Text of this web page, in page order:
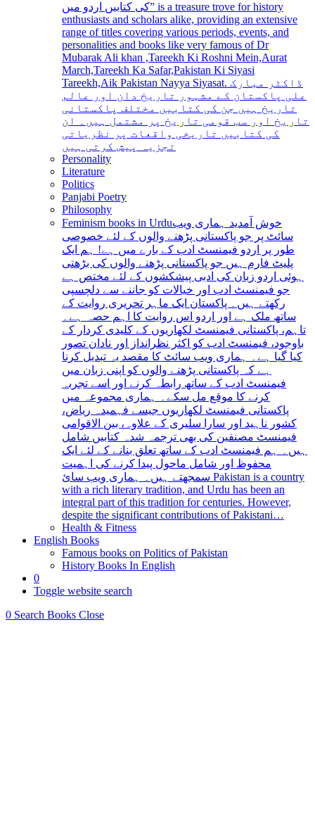
کی کتابیں اردو میں” is a treasure trove for history
enthusiasts and scholars alike, providing an extensive
range of titles covering various periods, events, and
personalities and books like very famous of Dr
Mubarak Ali khan ,Tareekh Ki Roshni Mein,Aurat
March,Tareekh Ka Safar,Pakistan Ki Siyasi
Tareekh,Aik Pakistan Nayya Siyasat. ڈاکٹر مبارک
علی پاکستان کے مشہور تاریخ دان اور عالم
تاریخ ہیں جن کی کتابیں مختلف پاکستانی
تاریخ اور سب قومی تاریخ پر مشتمل ہیں۔ ان
کی کتابیں تاریخی واقعات پر نظریاتی
تجزیہ پیش کرتی ہیں
Personality
Literature
Politics
Panjabi Poetry
Philosophy
Feminism books in Urduخوش آمدید ہماری ویب
سائٹ پر جو پاکستانی پڑھنے والوں کے لئے خصوصی
طور پر اردو فیمنسٹ ادب کے بارے میں ہے! ہم ایک
پلیٹ فارم ہیں جو پاکستانی پڑھنے والوں کی بڑھتی
ہوئی اردو زبان کی ادبی پیشکشوں کے لئے مختص ہے
جو فیمنسٹ ادب اور خیالات کو جاننے سے دلچسپی
رکھتے ہیں۔ پاکستان ایک ماہر تحریری روایت کے
ساتھ ملک ہے اور اردو اس روایت کا اہم حصہ ہے۔
تاہم، پاکستانی فیمنسٹ لکھاریوں کے کلیدی کردار کے
باوجود، فیمنسٹ ادب کو اکثر نظرانداز اور نادان تصور
کیا گیا ہے۔ ہماری ویب سائٹ کا مقصد یہ تبدیل کرنا
ہے کہ پاکستانی پڑھنے والوں کو اپنی زبان میں
فیمنسٹ ادب کے ساتھ رابطہ کرنے اور اسے تجربہ
کرنے کا موقع مل سکے۔ ہماری مجموعہ میں
پاکستانی فیمنسٹ لکھاریوں جیسے فہمیدہ ریاض،
کشور ناہید اور سارا سلیری کے علاوہ، بین الاقوامی
فیمنسٹ مصنفین کی بھی ترجمہ شدہ کتابیں شامل
ہیں۔ ہم فیمنسٹ ادب کے ساتھ تعلق بنانے کے لئے ایک
محفوظ اور شامل ماحول پیدا کرنے کی اہمیت
سمجھتے ہیں۔ ہماری ویب سائ Pakistan is a country
with a rich literary tradition, and Urdu has been an
integral part of this tradition for centuries. However,
despite the significant contributions of Pakistani…
Health & Fitness
English Books
Famous books on Politics of Pakistan
History Books In English
0
Toggle website search
0 Search Books Close